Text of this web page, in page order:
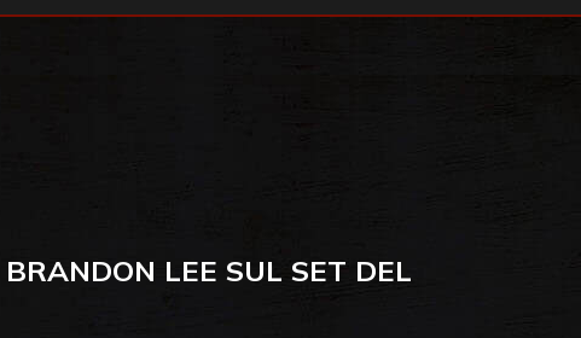
LEE SUL SET DEL